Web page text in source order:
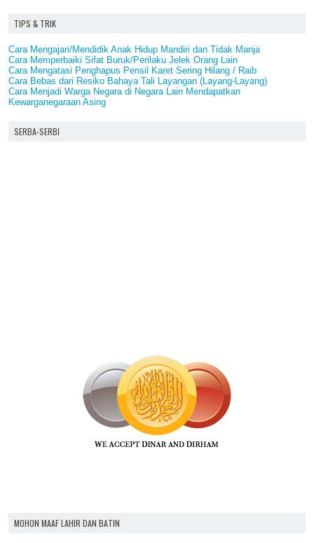
TIPS & TRIK
Cara Mengajari/Mendidik Anak Hidup Mandiri dan Tidak Manja
Cara Memperbaiki Sifat Buruk/Perilaku Jelek Orang Lain
Cara Mengatasi Penghapus Pensil Karet Sering Hilang / Raib
Cara Bebas dari Resiko Bahaya Tali Layangan (Layang-Layang)
Cara Menjadi Warga Negara di Negara Lain Mendapatkan
Kewarganegaraan Asing
SERBA-SERBI
MOHON MAAF LAHIR DAN BATIN